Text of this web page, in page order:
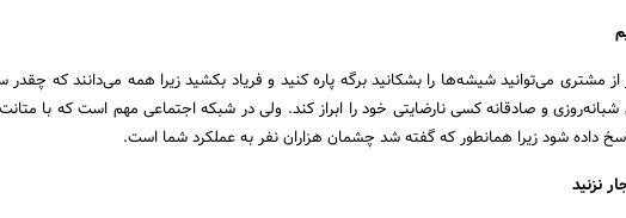
از مشتری می‌توانید شیشه‌ها را بشکانید برگه پاره کنید و فریاد بکشید زیرا همه می‌دانند که
و صادقانه‌ کسی نارضایتی خود را ابراز کند. ولی در شبکه اجتماعی مهم است که با
داده شود زیرا همانطور که گفته شد چشمان هزاران نفر به عملکرد شما است.
نزنید